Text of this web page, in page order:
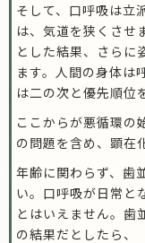
そして、口呼吸は立
は、気道を狭くさせ
とした結果、さらに
ます。人間の身体は
は二の次と優先順位
ここからが悪循環の
の問題を含め、顕在
年齢に関わらず、歯
い。口呼吸が日常と
とはいえません。歯
の結果だとしたら、